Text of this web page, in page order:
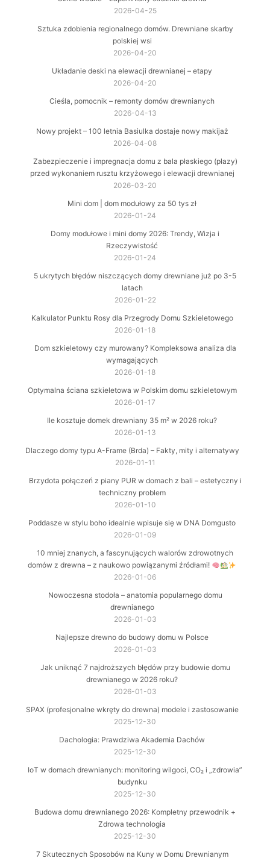
2026-04-25
Sztuka zdobienia regionalnego domów. Drewniane skarby
polskiej wsi
2026-04-20
Układanie deski na elewacji drewnianej – etapy
2026-04-20
Cieśla, pomocnik – remonty domów drewnianych
2026-04-13
Nowy projekt – 100 letnia Basiulka dostaje nowy makijaż
2026-04-08
Zabezpieczenie i impregnacja domu z bala płaskiego (płazy)
przed wykonaniem rusztu krzyżowego i elewacji drewnianej
2026-03-20
Mini dom | dom modułowy za 50 tys zł
2026-01-24
Domy modułowe i mini domy 2026: Trendy, Wizja i
Rzeczywistość
2026-01-24
5 ukrytych błędów niszczących domy drewniane już po 3-5
latach
2026-01-22
Kalkulator Punktu Rosy dla Przegrody Domu Szkieletowego
2026-01-18
Dom szkieletowy czy murowany? Kompleksowa analiza dla
wymagających
2026-01-18
Optymalna ściana szkieletowa w Polskim domu szkieletowym
2026-01-17
Ile kosztuje domek drewniany 35 m² w 2026 roku?
2026-01-13
Dlaczego domy typu A-Frame (Brda) – Fakty, mity i alternatywy
2026-01-11
Brzydota połączeń z piany PUR w domach z bali – estetyczny i
techniczny problem
2026-01-10
Poddasze w stylu boho idealnie wpisuje się w DNA Domgusto
2026-01-09
10 mniej znanych, a fascynujących walorów zdrowotnych
domów z drewna – z naukowo powiązanymi źródłami!
2026-01-06
Nowoczesna stodoła – anatomia popularnego domu
drewnianego
2026-01-03
Najlepsze drewno do budowy domu w Polsce
2026-01-03
Jak uniknąć 7 najdroższych błędów przy budowie domu
drewnianego w 2026 roku?
2026-01-03
SPAX (profesjonalne wkręty do drewna) modele i zastosowanie
2025-12-30
Dachologia: Prawdziwa Akademia Dachów
2025-12-30
IoT w domach drewnianych: monitoring wilgoci, CO₂ i „zdrowia”
budynku
2025-12-30
Budowa domu drewnianego 2026: Kompletny przewodnik +
Zdrowa technologia
2025-12-30
7 Skutecznych Sposobów na Kuny w Domu Drewnianym